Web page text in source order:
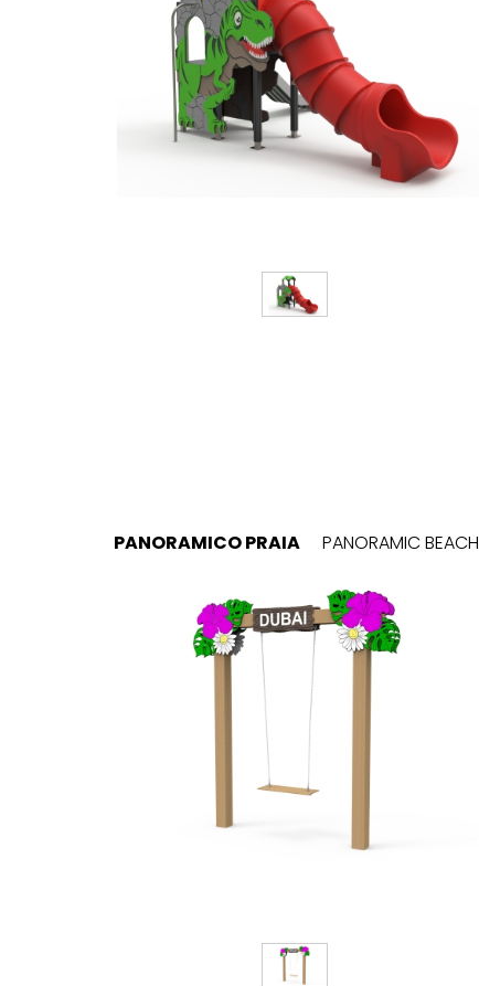
PANORAMICO PRAIA PANORAMIC BEACH